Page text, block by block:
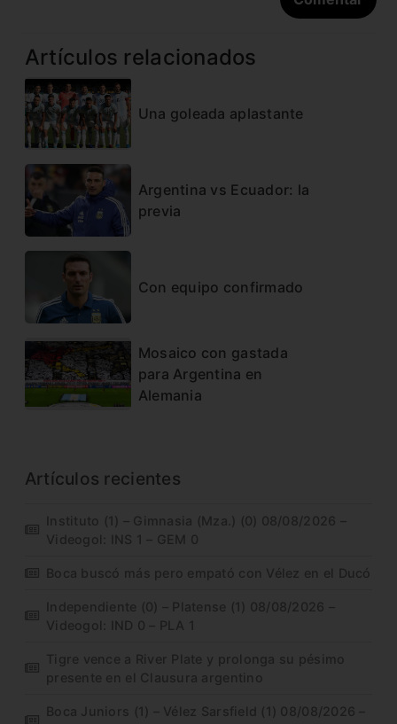
Artículos relacionados
Una goleada aplastante
Argentina vs Ecuador: la
previa
Con equipo confirmado
Mosaico con gastada
para Argentina en
Alemania
Artículos recientes
Instituto (1) – Gimnasia (Mza.) (0) 08/08/2026 –
Videogol: INS 1 – GEM 0
Boca buscó más pero empató con Vélez en el Ducó
Independiente (0) – Platense (1) 08/08/2026 –
Videogol: IND 0 – PLA 1
Tigre vence a River Plate y prolonga su pésimo
presente en el Clausura argentino
Boca Juniors (1) – Vélez Sarsfield (1) 08/08/2026 –